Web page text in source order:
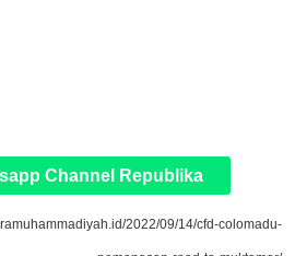
Channel Republika
2022/09/14/cfd-colomadu-